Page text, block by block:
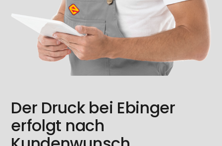
Der Druck bei Ebinger
erfolgt nach